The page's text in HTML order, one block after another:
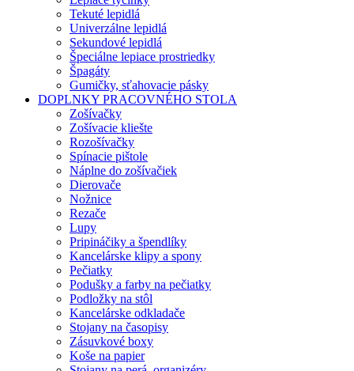
Tekuté lepidlá
Univerzálne lepidlá
Sekundové lepidlá
Špeciálne lepiace prostriedky
Špagáty
Gumičky, sťahovacie pásky
DOPLNKY PRACOVNÉHO STOLA
Zošívačky
Zošívacie kliešte
Rozošívačky
Spínacie pištole
Náplne do zošívačiek
Dierovače
Nožnice
Rezače
Lupy
Pripináčiky a špendlíky
Kancelárske klipy a spony
Pečiatky
Podušky a farby na pečiatky
Podložky na stôl
Kancelárske odkladače
Stojany na časopisy
Zásuvkové boxy
Koše na papier